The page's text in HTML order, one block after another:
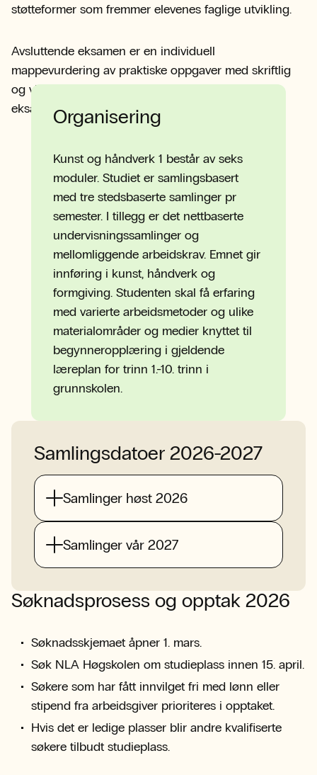
støtteformer som fremmer elevenes faglige utvikling.
Avsluttende eksamen er en individuell
mappevurdering av praktiske oppgaver med skriftlig
og visuell dokumentasjon som presenteres i en
eksamensutstilling.
Organisering
Kunst og håndverk 1 består av seks
moduler. Studiet er samlingsbasert
med tre stedsbaserte samlinger pr
semester. I tillegg er det nettbaserte
undervisningssamlinger og
mellomliggende arbeidskrav. Emnet gir
innføring i kunst, håndverk og
formgiving. Studenten skal få erfaring
med varierte arbeidsmetoder og ulike
materialområder og medier knyttet til
begynneropplæring i gjeldende
læreplan for trinn 1.-10. trinn i
grunnskolen.
Samlingsdatoer 2026-2027
Samlinger høst 2026
Samlinger vår 2027
Søknadsprosess og opptak 2026
Søknadsskjemaet åpner 1. mars.
Søk NLA Høgskolen om studieplass innen 15. april.
Søkere som har fått innvilget fri med lønn eller
stipend fra arbeidsgiver prioriteres i opptaket.
Hvis det er ledige plasser blir andre kvalifiserte
søkere tilbudt studieplass.